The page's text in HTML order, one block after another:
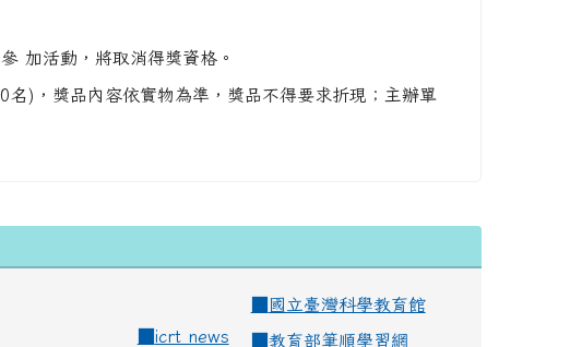
加活動，將取消得獎資格。
)，獎品內容依實物為準，獎品不得要求折現；主辦單
國立臺灣科學教育館
icrt news
教育部筆順學習網